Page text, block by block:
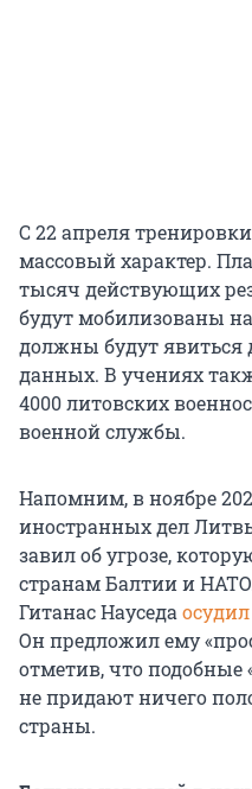
С 22 апреля
массовый характер.
тысяч действующих
будут мобилизованы
должны будут
данных. В учениях
4000 литовских
военной службы.
Напомним, в ноябре
иностранных дел
завил об угрозе,
странам Балтии и
Гитанас Науседа
Он предложил ему
отметив, что подобные
не придают ничего
страны.